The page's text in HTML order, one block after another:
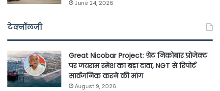
June 24, 2026
टेक्नॉलजी
Great Nicobar Project: ग्रेट निकोबार प्रोजेक्ट
पर जयराम रमेश का बड़ा दावा, NGT से रिपोर्ट
सार्वजनिक करने की मांग
August 9, 2026